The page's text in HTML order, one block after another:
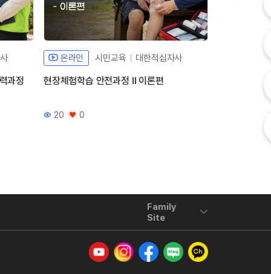
과정
온라인 시민교육 대한적십자사
현장체험학습 안전과정 Ⅱ 이론편
조회수
20
좋아요
0
Family
Site
유튜브 인스타그램페이스북네이버 블로그카카오톡 채널